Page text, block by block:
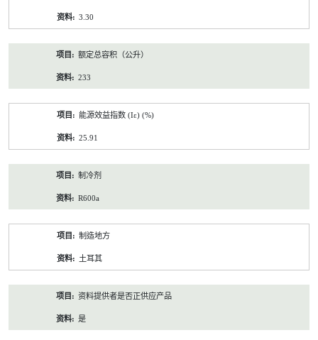
3.30
额定总容积（公升）
233
能源效益指数 (Iε) (%)
25.91
制冷剂
R600a
制造地方
土耳其
资料提供者是否正供应产品
是